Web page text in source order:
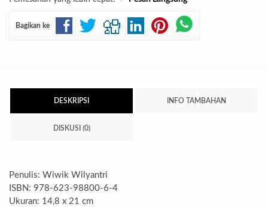
Bagikan ke
DESKRIPSI INFO TAMBAHAN
DISKUSI (0)
Penulis: Wiwik Wilyantri
ISBN: 978-623-98800-6-4
Ukuran: 14,8 x 21 cm